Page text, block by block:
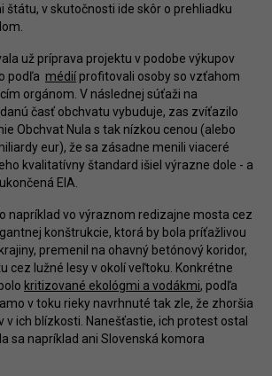
štátu, v skutočnosti ide skôr o prehliadku
už príprava projektu v podobe výkupov
podľa médií profitovali osoby so vzťahom
orgánom. V následnej súťaži na
časť obchvatu vybuduje, zas zvíťazilo
Obchvat Nula s tak nízkou cenou (alebo
eur), že sa zásadne menili viaceré
kvalitatívny štandard išiel výrazne dole - a
EIA.
napríklad vo výraznom redizajne mosta cez
konštrukcie, ktorá by bola príťažlivou
premenil na ohavný betónový koridor,
cez lužné lesy v okolí veľtoku. Konkrétne
kritizované ekológmi a vodákmi, podľa
v toku rieky navrhnuté tak zle, že zhoršia
v ich blízkosti. Nanešťastie, ich protest ostal
sa napríklad ani Slovenská komora